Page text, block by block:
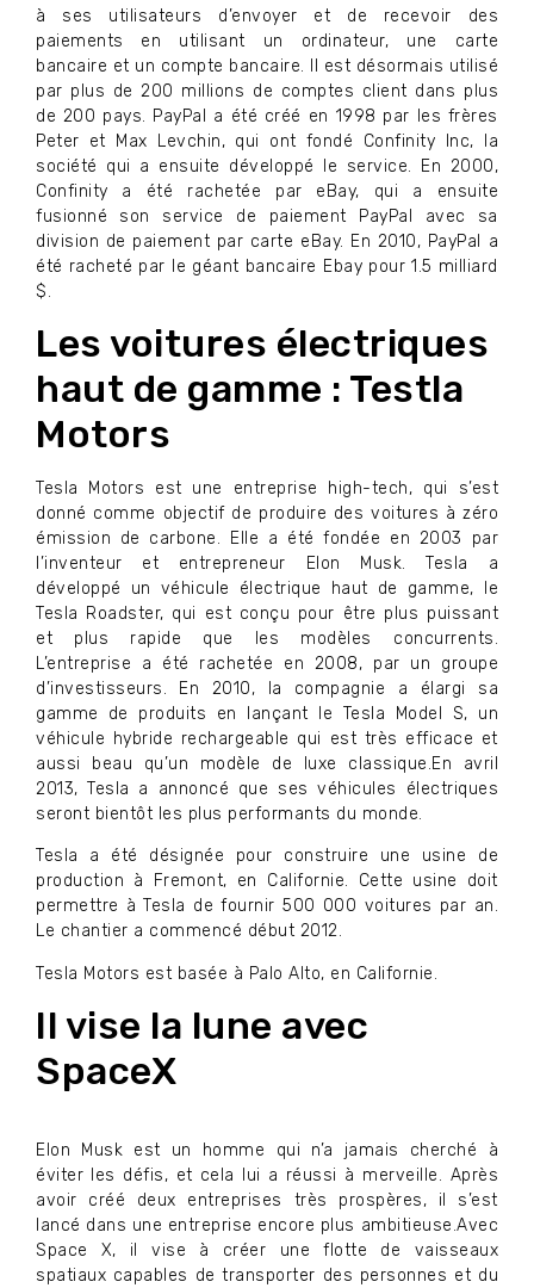
à ses utilisateurs d’envoyer et de recevoir des
paiements en utilisant un ordinateur, une carte
bancaire et un compte bancaire. Il est désormais utilisé
par plus de 200 millions de comptes client dans plus
de 200 pays. PayPal a été créé en 1998 par les frères
Peter et Max Levchin, qui ont fondé Confinity Inc, la
société qui a ensuite développé le service. En 2000,
Confinity a été rachetée par eBay, qui a ensuite
fusionné son service de paiement PayPal avec sa
division de paiement par carte eBay. En 2010, PayPal a
été racheté par le géant bancaire Ebay pour 1.5 milliard
$.
Les voitures électriques
haut de gamme : Testla
Motors
Tesla Motors est une entreprise high-tech, qui s’est
donné comme objectif de produire des voitures à zéro
émission de carbone. Elle a été fondée en 2003 par
l’inventeur et entrepreneur Elon Musk. Tesla a
développé un véhicule électrique haut de gamme, le
Tesla Roadster, qui est conçu pour être plus puissant
et plus rapide que les modèles concurrents.
L’entreprise a été rachetée en 2008, par un groupe
d’investisseurs. En 2010, la compagnie a élargi sa
gamme de produits en lançant le Tesla Model S, un
véhicule hybride rechargeable qui est très efficace et
aussi beau qu’un modèle de luxe classique.En avril
2013, Tesla a annoncé que ses véhicules électriques
seront bientôt les plus performants du monde.
Tesla a été désignée pour construire une usine de
production à Fremont, en Californie. Cette usine doit
permettre à Tesla de fournir 500 000 voitures par an.
Le chantier a commencé début 2012.
Tesla Motors est basée à Palo Alto, en Californie.
Il vise la lune avec
SpaceX
Elon Musk est un homme qui n’a jamais cherché à
éviter les défis, et cela lui a réussi à merveille. Après
avoir créé deux entreprises très prospères, il s’est
lancé dans une entreprise encore plus ambitieuse.Avec
Space X, il vise à créer une flotte de vaisseaux
spatiaux capables de transporter des personnes et du